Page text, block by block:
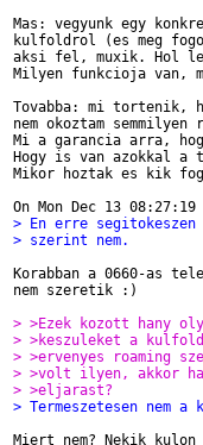
Mas: vegyunk egy
kulfoldrol (es meg
aksi fel, muxik. Hol
Milyen funkcioja van,
Tovabba: mi tortenik,
nem okoztam
Mi a garancia arra,
Hogy is van azokkal a
Mikor hoztak es kik
> En erre segitokeszen
> szerint nem.
Korabban a 0660-as
nem szeretik :)
> >Ezek kozott hany
> >keszuleket a
> >ervenyes roaming
> >volt ilyen, akkor
> >eljarast?
> Termeszetesen nem
Miert nem? Nekik